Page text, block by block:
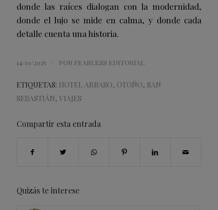
donde las raíces dialogan con la modernidad,
donde el lujo se mide en calma, y donde cada
detalle cuenta una historia.
14/10/2025 POR FEARLESS EDITORIAL
ETIQUETAS: HOTEL ARBASO, OTOÑO, SAN
SEBASTIÁN,VIAJES
Compartir esta entrada
Quizás te interese